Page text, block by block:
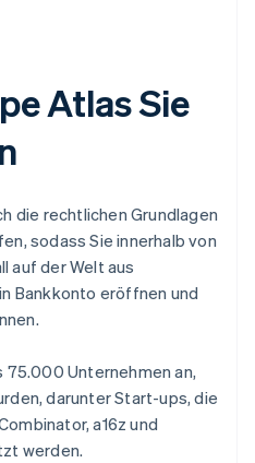
Atlas Sie
die rechtlichen Grundlagen
sodass Sie innerhalb von
auf der Welt aus
Bankkonto eröffnen und
75.000 Unternehmen an,
darunter Start-ups, die
a16z und
werden.